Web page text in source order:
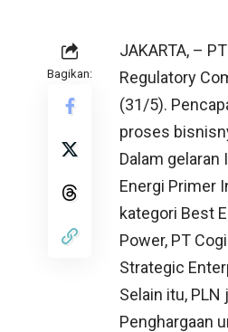
Bagikan:
JAKARTA, –
Regulatory
(31/5).
proses
Dalam gelaran
Energi Primer
kategori Best
Power, PT
Strategic
Selain itu,
Penghargaan